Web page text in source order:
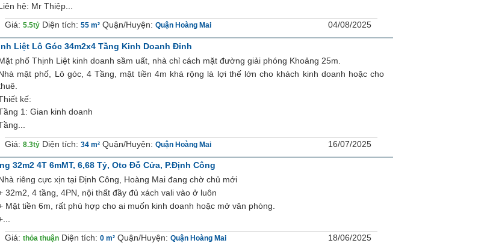
hệ: Mr Thiệp...
Giá: 5.5tỷ Diện tích: 55 m² Quận/Huyện: Quận Hoàng Mai 04/08/2025
Liệt Lô Góc 34m2x4 Tầng Kinh Doanh Đỉnh
phố Thịnh Liệt kinh doanh sầm uất, nhà chỉ cách mặt đường giải phóng Khoảng 25m.
mặt phố, Lô góc, 4 Tầng, mặt tiền 4m khá rộng là lợi thế lớn cho khách kinh doanh hoặc cho
kế:
1: Gian kinh doanh
Giá: 8.3tỷ Diện tích: 34 m² Quận/Huyện: Quận Hoàng Mai 16/07/2025
32m2 4T 6mMT, 6,68 Tỷ, Oto Đỗ Cửa, P.Định Công
riêng cực xịn tại Định Công, Hoàng Mai đang chờ chủ mới
32m2, 4 tầng, 4PN, nội thất đầy đủ xách vali vào ở luôn
Mặt tiền 6m, rất phù hợp cho ai muốn kinh doanh hoặc mở văn phòng.
Giá: thỏa thuận Diện tích: 0 m² Quận/Huyện: Quận Hoàng Mai 18/06/2025